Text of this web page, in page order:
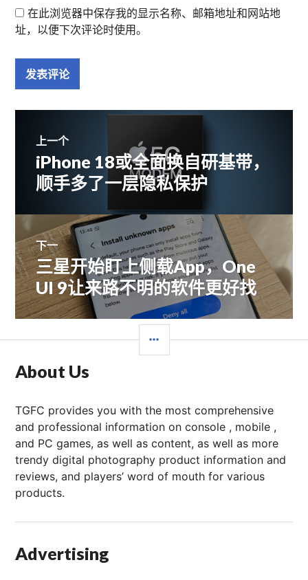
在此浏览器中保存我的显示名称、邮箱地址和网站地
址，以便下次评论时使用。
文
章
导
航
上一个
上
篇
文
iPhone 18或全面换自研基带，
顺手多了一层隐私保护
下一
下
篇
文
章：
三星开始盯上侧载App，One
UI 9让来路不明的软件更好找
栏
About Us
TGFC provides you with the most comprehensive
and professional information on console , mobile ,
and PC games, as well as content, as well as more
trendy digital photography product information and
reviews, and players’ word of mouth for various
products.
Advertising